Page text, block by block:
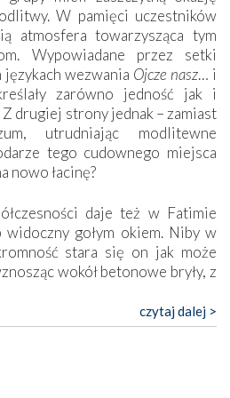
W pamięci uczestników
atmosfera towarzysząca tym
Wypowiadane przez setki
wezwania Ojcze nasz… i
zarówno jedność jak i
drugiej strony jednak – zamiast
utrudniając modlitewne
tego cudownego miejsca
nowo łacinę?
daje też w Fatimie
gołym okiem. Niby w
stara się on jak może
wokół betonowe bryły, z
co wspólnego z żywą,
mieć płaskie, szare bunkry albo
przypomina bardziej
co powiedzieć o ustawionym
wielkim krzyżu, na którym
czytaj dalej >